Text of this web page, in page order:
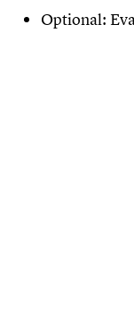
Optional: